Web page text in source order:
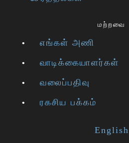
மற்றவை
எங்கள் அணி
வாடிக்கையாளர்கள்
வலைப்பதிவு
ரகசிய பக்கம்
English